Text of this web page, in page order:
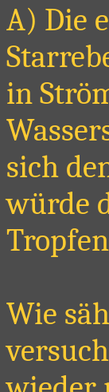
A) Die
in
sich
würde
Wie